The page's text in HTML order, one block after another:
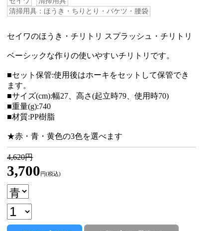
清掃用具：ほうき・ちりとり・バケツ・腰袋
セイワのほうき・チリトリ スプラッシュ・チリトリ
ベーシックな作りの使いやすいチリトリです。
■セット保管:使用後はホーキをセットして保管でき
ます。
■サイズ(cm):幅27、高さ(起立時79、使用時70)
■重量(g):740
■材質:PP樹脂
★赤・青・黄色の3色を選べます
4,620円
3,700 円(税込)